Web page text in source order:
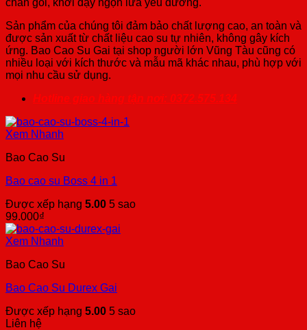
chăn gối, khơi dậy ngọn lửa yêu đương.
Sản phẩm của chúng tôi đảm bảo chất lượng cao, an toàn và
được sản xuất từ chất liệu cao su tự nhiên, không gây kích
ứng. Bao Cao Su Gai tại shop người lớn Vũng Tàu cũng có
nhiều loại với kích thước và mẫu mã khác nhau, phù hợp với
mọi nhu cầu sử dụng.
Hotline giao hàng tận nơi: 0372.575.134
Xem Nhanh
Bao Cao Su
Bao cao su Boss 4 in 1
Được xếp hạng 5.00 5 sao
99.000₫
Xem Nhanh
Bao Cao Su
Bao Cao Su Durex Gai
Được xếp hạng 5.00 5 sao
Liên hệ